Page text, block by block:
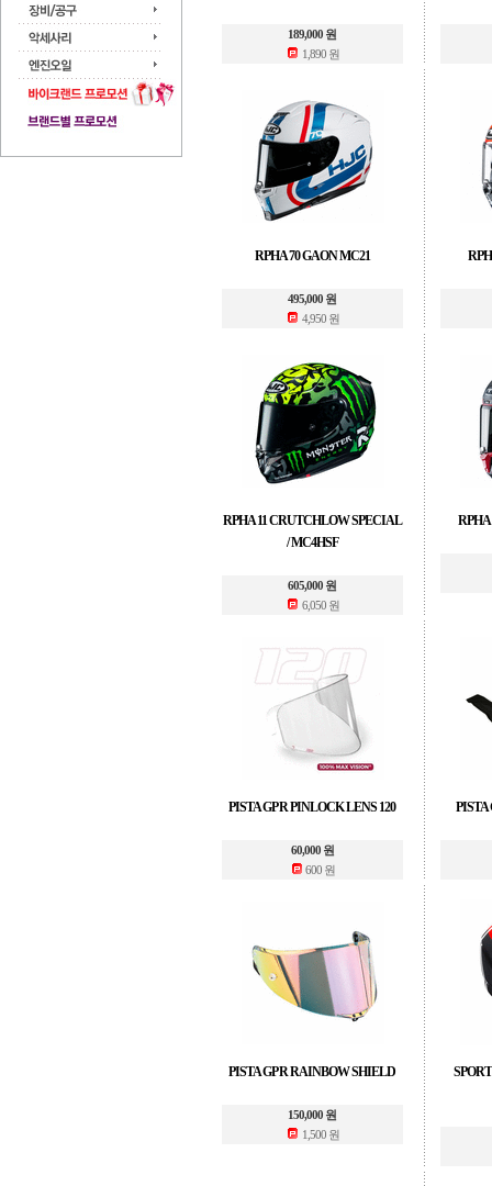
189,000 원
1,890 원
RPHA 70 GAON MC21
495,000 원
4,950 원
RPHA 11 CRUTCHLOW SPECIAL
/ MC4HSF
605,000 원
6,050 원
PISTA GP R PINLOCK LENS 120
60,000 원
600 원
PISTA
PISTA GP R RAINBOW SHIELD
150,000 원
1,500 원